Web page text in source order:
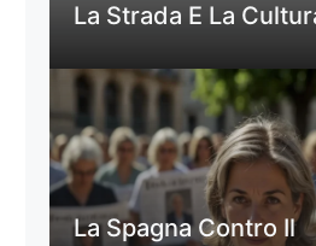
La Strada E La
La Spagna Contro Il